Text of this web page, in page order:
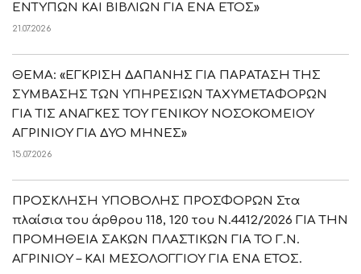
ΕΝΤΥΠΩΝ ΚΑΙ ΒΙΒΛΙΩΝ ΓΙΑ ΕΝΑ ΕΤΟΣ»
21.07.2026
ΘΕΜΑ: «ΕΓΚΡΙΣΗ ΔΑΠΑΝΗΣ ΓΙΑ ΠΑΡΑΤΑΣΗ ΤΗΣ
ΣΥΜΒΑΣΗΣ ΤΩΝ ΥΠΗΡΕΣΙΩΝ ΤΑΧΥΜΕΤΑΦΟΡΩΝ
ΓΙΑ ΤΙΣ ΑΝΑΓΚΕΣ ΤΟΥ ΓΕΝΙΚΟΥ ΝΟΣΟΚΟΜΕΙΟΥ
ΑΓΡΙΝΙΟΥ ΓΙΑ ΔΥΟ ΜΗΝΕΣ»
15.07.2026
ΠΡΟΣΚΛΗΣΗ ΥΠΟΒΟΛΗΣ ΠΡΟΣΦΟΡΩΝ Στα
πλαίσια του άρθρου 118, 120 του Ν.4412/2026 ΓΙΑ ΤΗΝ
ΠΡΟΜΗΘΕΙΑ ΣΑΚΩΝ ΠΛΑΣΤΙΚΩΝ ΓΙΑ ΤΟ Γ.Ν.
ΑΓΡΙΝΙΟΥ – ΚΑΙ ΜΕΣΟΛΟΓΓΙΟΥ ΓΙΑ ΕΝΑ ΕΤΟΣ.